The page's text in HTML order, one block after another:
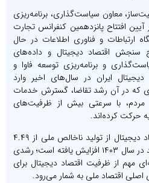
معاون سیاست‌گذاری، برنامه‌ریزی
آیین افتتاح پانزدهمین کنفرانس تجارت
ارتباطات و فناوری اطلاعات در حال
سنجش اقتصاد دیجیتال و داده‌های
و برنامه‌ریزی توسعه فاوا و
ایران در سال‌های اخیر وارد
که در آن رشد تقاضا، گسترش خدمات
مردم، با سرعتی بیش از ظرفیت‌های
حرکت کرده‌اند.
چیت‌ساز تصریح کرد: سهم اقتصاد دیجیتال از تولید ناخالص ملی از ۴.۴۹
درصد در سال ۱۴۰۰ به ۷.۱۴ درصد در سال ۱۴۰۳ افزایش یافته است؛ رشدی
مهم از ظرفیت اقتصاد دیجیتال برای
اقتصاد ملی به شمار می‌رود.